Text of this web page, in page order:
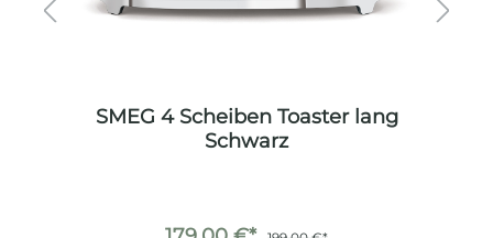
SMEG 4 Scheiben Toaster lang
Schwarz